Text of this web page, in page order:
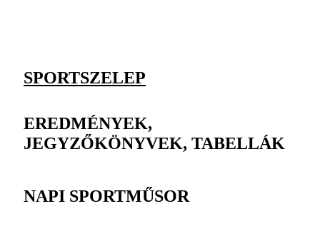
SPORTSZELEP
EREDMÉNYEK,
JEGYZŐKÖNYVEK, TABELLÁK
NAPI SPORTMŰSOR